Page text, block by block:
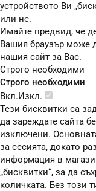
устройството Ви
или не.
Имайте предвид, че
Вашия браузър може
нашия сайт за Вас.
Строго необходими
Строго необходими
Вкл.Изкл.
Тези бисквитки са
да зареждате сайта
изключени.
за сесията, докато
информация в
„бисквитки“, за да
количката. Без този